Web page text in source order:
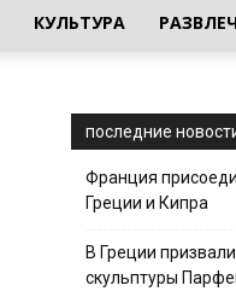
КУЛЬТУРА
последние
Франция
Греции и Кипра
В Греции
скульптуры